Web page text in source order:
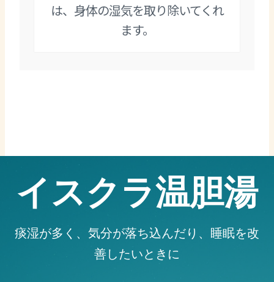
は、身体の湿気を取り除いてくれ
ます。
イスクラ温胆湯
痰湿が多く、気分が落ち込んだり、睡眠を改
善したいときに